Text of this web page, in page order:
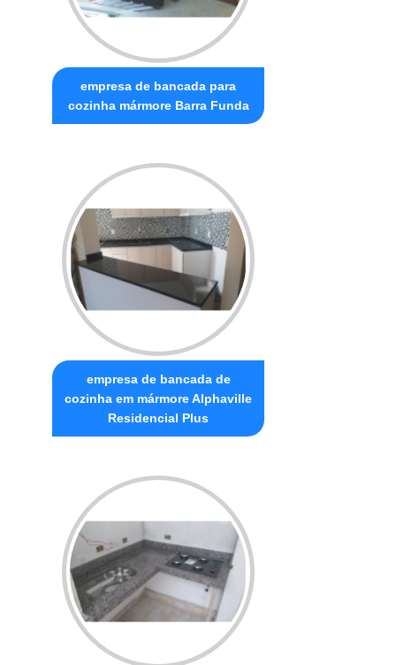
empresa de bancada para
cozinha mármore Barra Funda
empresa de bancada de
cozinha em mármore Alphaville
Residencial Plus